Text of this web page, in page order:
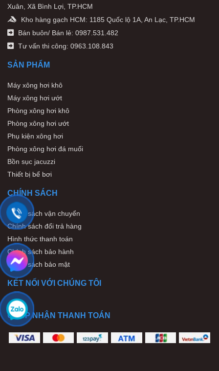
Xuân, Xã Bình Lợi, TP.HCM
Kho hàng gạch HCM: 1185 Quốc lộ 1A, An Lạc, TP.HCM
Bán buôn/ Bán lẻ: 0987.531.482
Tư vấn thi công: 0963.108.843
SẢN PHẨM
Máy xông hơi khô
Máy xông hơi ướt
Phòng xông hơi khô
Phòng xông hơi ướt
Phụ kiện xông hơi
Phòng xông hơi đá muối
Bồn sục jacuzzi
Thiết bị bể bơi
CHÍNH SÁCH
Chính sách vận chuyển
Chính sách đổi trả hàng
Hình thức thanh toán
Chính sách bảo hành
Chính sách bảo mật
KẾT NỐI VỚI CHÚNG TÔI
CHẤP NHẬN THANH TOÁN